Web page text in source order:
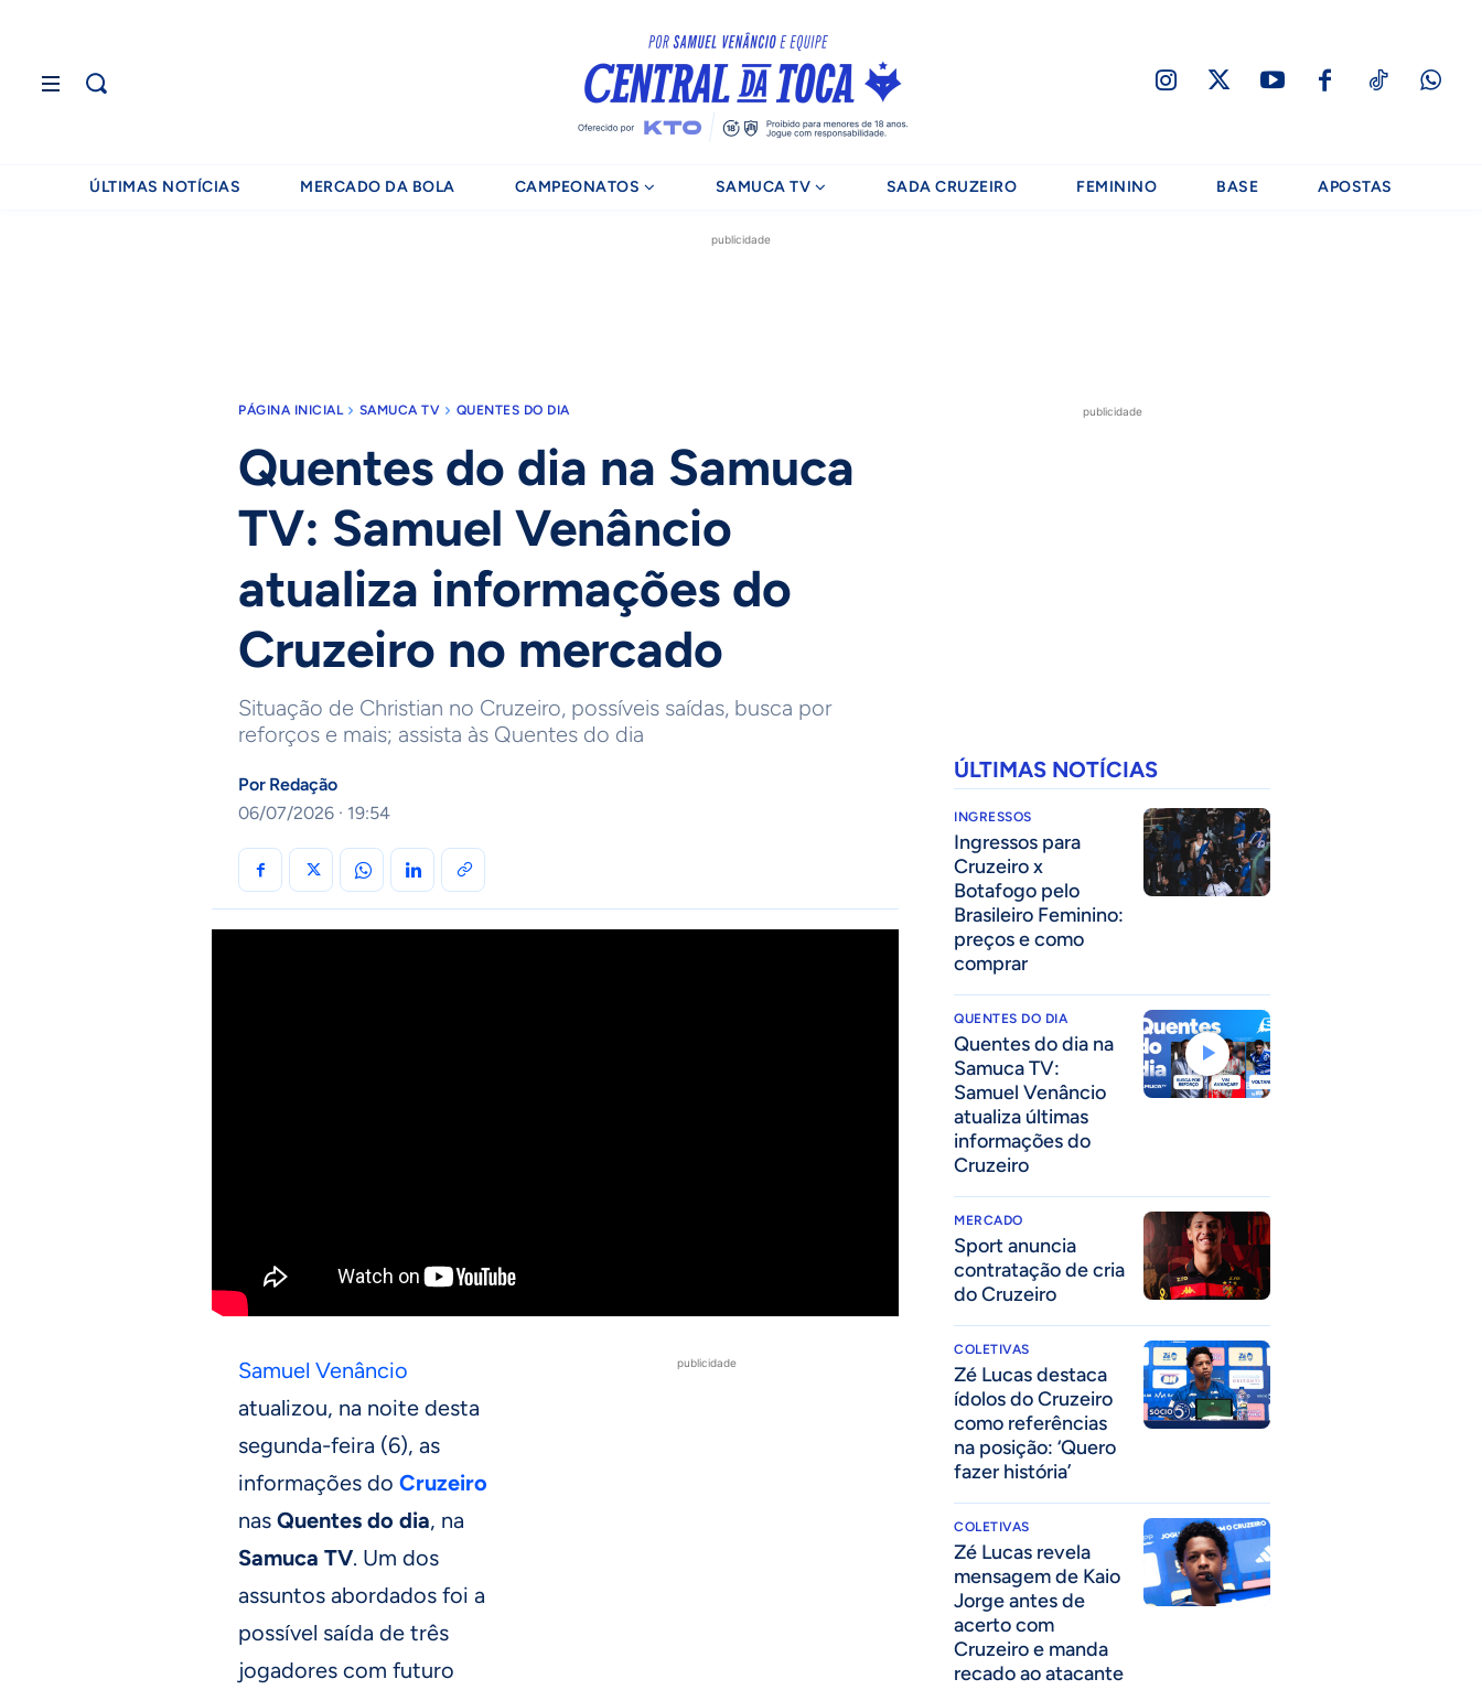
ÚLTIMAS NOTÍCIAS MERCADO DA BOLA CAMPEONATOS SAMUCA TV SADA CRUZEIRO FEMININO BASE APOSTAS
publicidade
PÁGINA INICIAL SAMUCA TV QUENTES DO DIA
Quentes do dia na Samuca
TV: Samuel Venâncio
atualiza informações do
Cruzeiro no mercado
Situação de Christian no Cruzeiro, possíveis saídas, busca por
reforços e mais; assista às Quentes do dia
Por Redação
06/07/2026 · 19:54
publicidade
Samuel Venâncio
atualizou, na noite desta
segunda-feira (6), as
informações do Cruzeiro
nas Quentes do dia, na
Samuca TV. Um dos
assuntos abordados foi a
possível saída de três
jogadores com futuro
publicidade
ÚLTIMAS NOTÍCIAS
INGRESSOS
Ingressos para
Cruzeiro x
Botafogo pelo
Brasileiro Feminino:
preços e como
comprar
QUENTES DO DIA
Quentes do dia na
Samuca TV:
Samuel Venâncio
atualiza últimas
informações do
Cruzeiro
MERCADO
Sport anuncia
contratação de cria
do Cruzeiro
COLETIVAS
Zé Lucas destaca
ídolos do Cruzeiro
como referências
na posição: ‘Quero
fazer história’
COLETIVAS
Zé Lucas revela
mensagem de Kaio
Jorge antes de
acerto com
Cruzeiro e manda
recado ao atacante